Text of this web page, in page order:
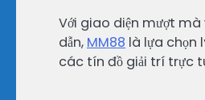
Với giao diện mượt mà
dẫn, MM88 là lựa chọn
các tín đồ giải trí trực